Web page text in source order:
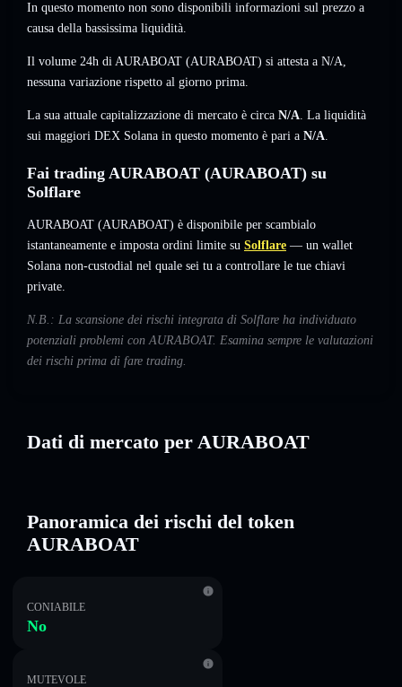
In questo momento non sono disponibili informazioni sul prezzo a
causa della bassissima liquidità.
Il volume 24h di AURABOAT (AURABOAT) si attesta a N/A,
nessuna variazione rispetto al giorno prima.
La sua attuale capitalizzazione di mercato è circa N/A. La liquidità
sui maggiori DEX Solana in questo momento è pari a N/A.
Fai trading AURABOAT (AURABOAT) su
Solflare
AURABOAT (AURABOAT) è disponibile per scambialo
istantaneamente e imposta ordini limite su Solflare — un wallet
Solana non-custodial nel quale sei tu a controllare le tue chiavi
private.
N.B.: La scansione dei rischi integrata di Solflare ha individuato
potenziali problemi con AURABOAT. Esamina sempre le valutazioni
dei rischi prima di fare trading.
Dati di mercato per AURABOAT
Panoramica dei rischi del token
AURABOAT
CONIABILE
No
MUTEVOLE